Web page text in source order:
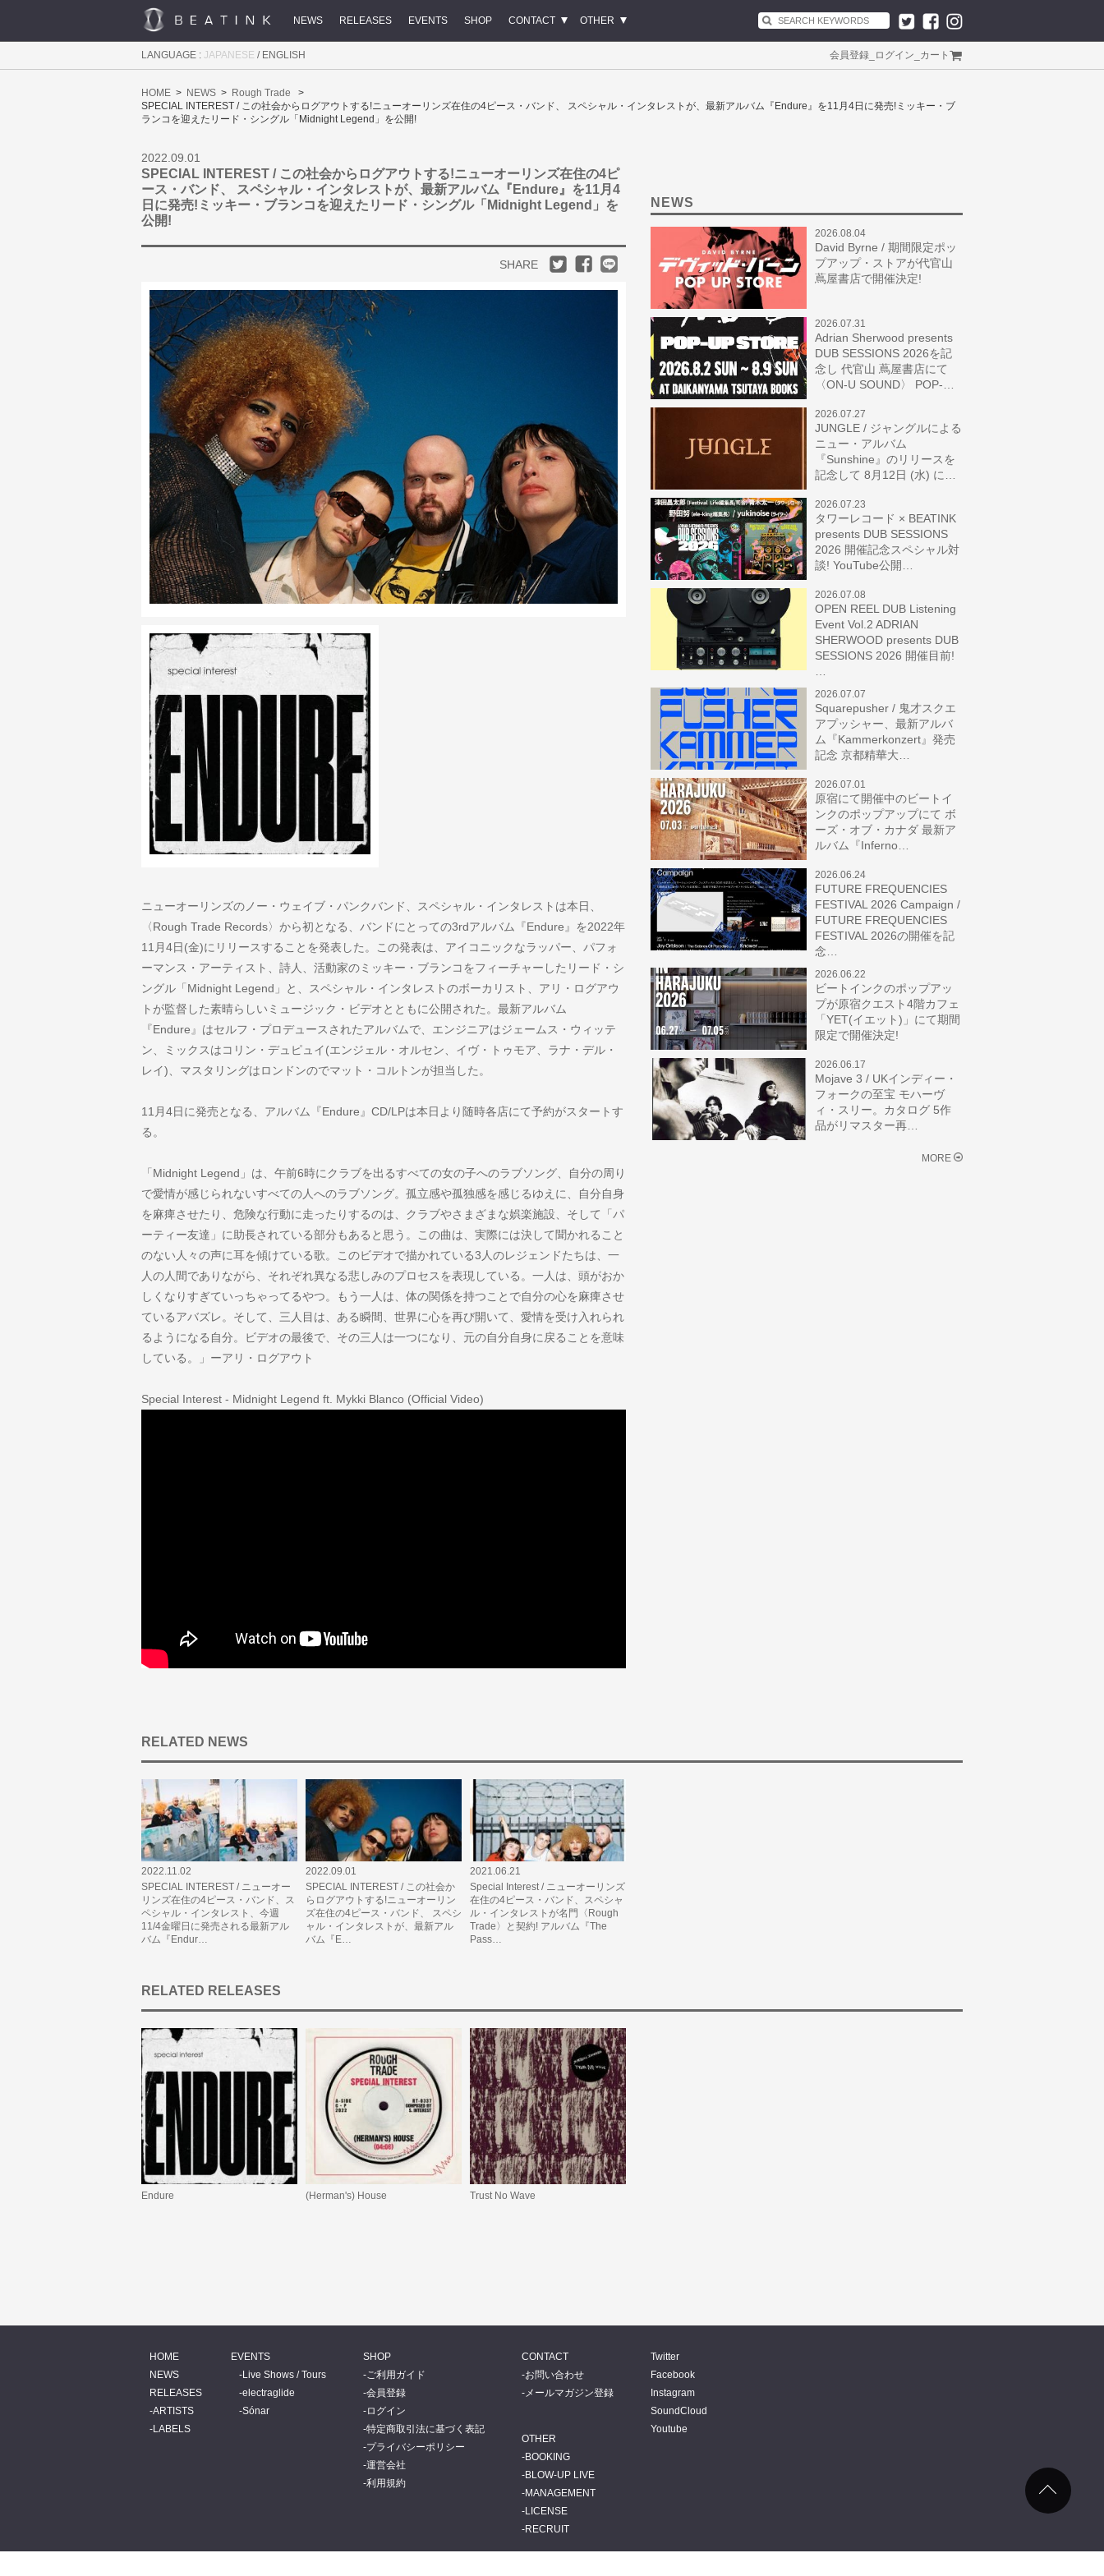
NEWS RELEASES EVENTS SHOP CONTACT OTHER
LANGUAGE : JAPANESE / ENGLISH 会員登録 ログイン カート
HOME NEWS
Rough Trade
SPECIAL INTEREST / この社会からログアウトする!ニューオーリンズ在住の4ピース・バンド、 スペシャル・インタレストが、最新アルバム『Endure』を11月4日に発売!ミッキー・ブ
ランコを迎えたリード・シングル「Midnight Legend」を公開!
2022.09.01
SPECIAL INTEREST / この社会からログアウトする!ニューオーリンズ在住の4ピ
ース・バンド、 スペシャル・インタレストが、最新アルバム『Endure』を11月4
日に発売!ミッキー・ブランコを迎えたリード・シングル「Midnight Legend」を
公開!
SHARE
ニューオーリンズのノー・ウェイブ・パンクバンド、スペシャル・インタレストは本日、
〈Rough Trade Records〉から初となる、バンドにとっての3rdアルバム『Endure』を2022年
11月4日(金)にリリースすることを発表した。この発表は、アイコニックなラッパー、パフォ
ーマンス・アーティスト、詩人、活動家のミッキー・ブランコをフィーチャーしたリード・シ
ングル「Midnight Legend」と、スペシャル・インタレストのボーカリスト、アリ・ログアウ
トが監督した素晴らしいミュージック・ビデオとともに公開された。最新アルバム
『Endure』はセルフ・プロデュースされたアルバムで、エンジニアはジェームス・ウィッテ
ン、ミックスはコリン・デュピュイ(エンジェル・オルセン、イヴ・トゥモア、ラナ・デル・
レイ)、マスタリングはロンドンのでマット・コルトンが担当した。
11月4日に発売となる、アルバム『Endure』CD/LPは本日より随時各店にて予約がスタートす
る。
「Midnight Legend」は、午前6時にクラブを出るすべての女の子へのラブソング、自分の周り
で愛情が感じられないすべての人へのラブソング。孤立感や孤独感を感じるゆえに、自分自身
を麻痺させたり、危険な行動に走ったりするのは、クラブやさまざまな娯楽施設、そして「パ
ーティー友達」に助長されている部分もあると思う。この曲は、実際には決して聞かれること
のない人々の声に耳を傾けている歌。このビデオで描かれている3人のレジェンドたちは、一
人の人間でありながら、それぞれ異なる悲しみのプロセスを表現している。一人は、頭がおか
しくなりすぎていっちゃってるやつ。もう一人は、体の関係を持つことで自分の心を麻痺させ
ているアバズレ。そして、三人目は、ある瞬間、世界に心を再び開いて、愛情を受け入れられ
るようになる自分。ビデオの最後で、その三人は一つになり、元の自分自身に戻ることを意味
している。」ーアリ・ログアウト
Special Interest - Midnight Legend ft. Mykki Blanco (Official Video)
NEWS
2026.08.04
David Byrne / 期間限定ポッ
プアップ・ストアが代官山
蔦屋書店で開催決定!
2026.07.31
Adrian Sherwood presents
DUB SESSIONS 2026を記
念し 代官山 蔦屋書店にて
〈ON-U SOUND〉 POP-…
2026.07.27
JUNGLE / ジャングルによる
ニュー・アルバム
『Sunshine』のリリースを
記念して 8月12日 (水) に…
2026.07.23
タワーレコード × BEATINK
presents DUB SESSIONS
2026 開催記念スペシャル対
談! YouTube公開…
2026.07.08
OPEN REEL DUB Listening
Event Vol.2 ADRIAN
SHERWOOD presents DUB
SESSIONS 2026 開催目前!
2026.07.07
Squarepusher / 鬼才スクエ
アプッシャー、最新アルバ
ム『Kammerkonzert』発売
記念 京都精華大…
2026.07.01
原宿にて開催中のビートイ
ンクのポップアップにて ボ
ーズ・オブ・カナダ 最新ア
ルバム『Inferno…
2026.06.24
FUTURE FREQUENCIES
FESTIVAL 2026 Campaign /
FUTURE FREQUENCIES
FESTIVAL 2026の開催を記
念…
2026.06.22
ビートインクのポップアッ
プが原宿クエスト4階カフェ
「YET(イエット)」にて期間
限定で開催決定!
2026.06.17
Mojave 3 / UKインディー・
フォークの至宝 モハーヴ
ィ・スリー。カタログ 5作
品がリマスター再…
MORE
RELATED NEWS
2022.11.02
SPECIAL INTEREST / ニューオー
リンズ在住の4ピース・バンド、ス
ペシャル・インタレスト、今週
11/4金曜日に発売される最新アル
バム『Endur…
2022.09.01
SPECIAL INTEREST / この社会か
らログアウトする!ニューオーリン
ズ在住の4ピース・バンド、 スペシ
ャル・インタレストが、最新アル
バム『E…
2021.06.21
Special Interest / ニューオーリンズ
在住の4ピース・バンド、スペシャ
ル・インタレストが名門〈Rough
Trade〉と契約! アルバム『The
Pass…
RELATED RELEASES
Endure (Herman's) House Trust No Wave
HOME
NEWS
RELEASES
ARTISTS
LABELS
EVENTS
Live Shows / Tours
electraglide
Sónar
SHOP
ご利用ガイド
会員登録
ログイン
特定商取引法に基づく表記
プライバシーポリシー
運営会社
利用規約
CONTACT
お問い合わせ
メールマガジン登録
OTHER
BOOKING
BLOW-UP LIVE
MANAGEMENT
LICENSE
RECRUIT
Twitter
Facebook
Instagram
SoundCloud
Youtube